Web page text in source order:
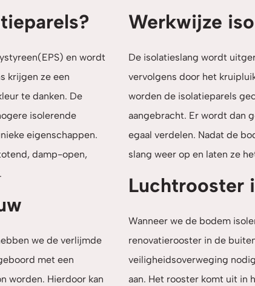
en wordt
krijgen ze een
te danken. De
isolerende
eigenschappen.
damp-open,
we de verlijmde
met een
worden. Hierdoor kan
Werkwijze
De isolatieslang wordt
vervolgens door het
worden de isolatieparels
aangebracht. Er wordt dan
egaal verdelen. Nadat de
slang weer op en laten ze
Luchtrooster
Wanneer we de bodem
renovatierooster in de
veiligheidsoverweging
aan. Het rooster komt uit in